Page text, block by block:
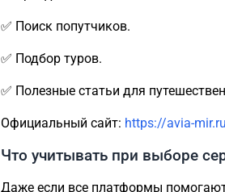
✅ Поиск попутчиков.
✅ Подбор туров.
✅ Полезные статьи для
Официальный сайт: https://avia-mir.ru
Что учитывать при выборе
Даже если все платформы